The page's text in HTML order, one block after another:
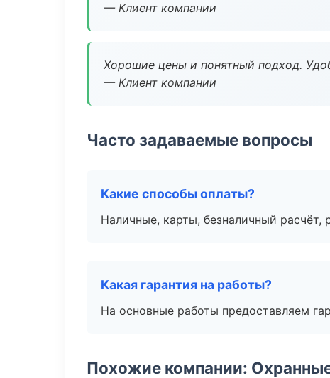
— Клиент компании
Хорошие цены и понятный подход.
— Клиент компании
Часто задаваемые вопросы
Какие способы оплаты?
Наличные, карты, безналичный расчёт,
Какая гарантия на работы?
На основные работы предоставляем
Похожие компании: